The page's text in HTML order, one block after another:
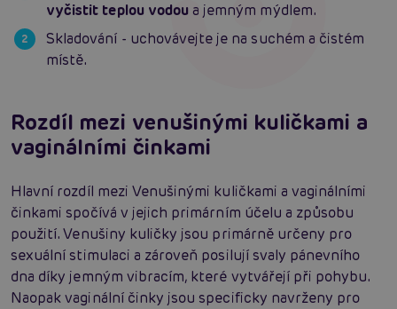
vyčistit teplou vodou a jemným mýdlem.
Skladování - uchovávejte je na suchém a čistém
místě.
Rozdíl mezi venušinými kuličkami a
vaginálními činkami
Hlavní rozdíl mezi Venušinými kuličkami a vaginálními
činkami spočívá v jejich primárním účelu a způsobu
použití. Venušiny kuličky jsou primárně určeny pro
sexuální stimulaci a zároveň posilují svaly pánevního
dna díky jemným vibracím, které vytvářejí při pohybu.
Naopak vaginální činky jsou specificky navrženy pro